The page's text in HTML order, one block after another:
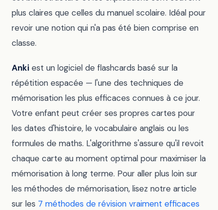
plus claires que celles du manuel scolaire. Idéal pour
revoir une notion qui n'a pas été bien comprise en
classe.
Anki est un logiciel de flashcards basé sur la
répétition espacée — l'une des techniques de
mémorisation les plus efficaces connues à ce jour.
Votre enfant peut créer ses propres cartes pour
les dates d'histoire, le vocabulaire anglais ou les
formules de maths. L'algorithme s'assure qu'il revoit
chaque carte au moment optimal pour maximiser la
mémorisation à long terme. Pour aller plus loin sur
les méthodes de mémorisation, lisez notre article
sur les 7 méthodes de révision vraiment efficaces